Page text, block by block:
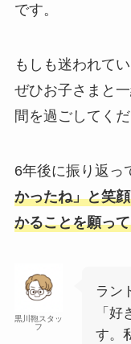
です。
もしも迷われて
ぜひお子さまと
間を過ごしてくだ
6年後に振り返っ
かったね」と笑
かることを願っ
黒川鞄スタッ
フ
ラン
「
す。